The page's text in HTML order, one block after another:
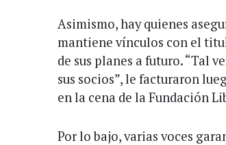
Asimismo, hay quienes
mantiene vínculos con el
de sus planes a futuro. “Tal
sus socios”, le facturaron
en la cena de la Fundación
Por lo bajo, varias voces